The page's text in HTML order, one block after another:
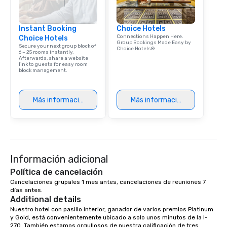
Instant Booking
Choice Hotels
Secure your next group block of
6 – 25 rooms instantly.
Afterwards, share a website
link to guests for easy room
block management.
Más información
Choice Hotels
Connections Happen Here.
Group Bookings Made Easy by
Choice Hotels®
Más información
Información adicional
Política de cancelación
Cancelaciones grupales 1 mes antes, cancelaciones de reuniones 7
días antes.
Additional details
Nuestro hotel con pasillo interior, ganador de varios premios Platinum
y Gold, está convenientemente ubicado a solo unos minutos de la I-
270. También estamos orgullosos de nuestra calificación de tres